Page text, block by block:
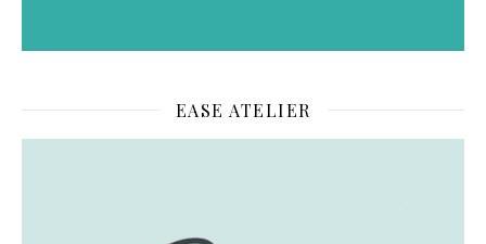
EASE ATELIER